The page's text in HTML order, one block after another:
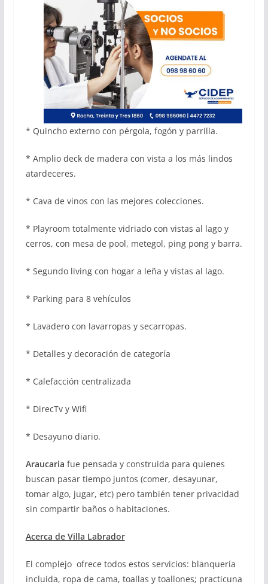
* Quincho externo con pérgola, fogón y parrilla.
* Amplio deck de madera con vista a los más lindos
atardeceres.
* Cava de vinos con las mejores colecciones.
* Playroom totalmente vidriado con vistas al lago y
cerros, con mesa de pool, metegol, ping pong y barra.
* Segundo living con hogar a leña y vistas al lago.
* Parking para 8 vehículos
* Lavadero con lavarropas y secarropas.
* Detalles y decoración de categoría
* Calefacción centralizada
* DirecTv y Wifi
* Desayuno diario.
Araucaria fue pensada y construida para quienes
buscan pasar tiempo juntos (comer, desayunar,
tomar algo, jugar, etc) pero también tener privacidad
sin compartir baños o habitaciones.
Acerca de Villa Labrador
El complejo ofrece todos estos servicios: blanquería
incluida, ropa de cama, toallas y toallones; practicuna